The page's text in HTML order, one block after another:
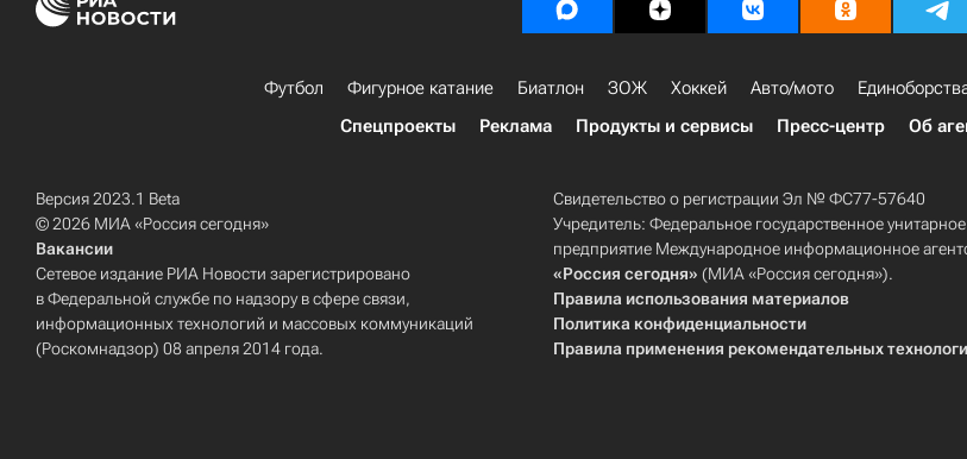
Футбол Фигурное катание Биатлон ЗОЖ Хоккей Авто/мото
Спецпроекты
Реклама Продукты и сервисы Пресс-центр Об
Версия 2023.1 Beta
© 2026 МИА «Россия сегодня»
Вакансии
Сетевое издание РИА Новости зарегистрировано
в Федеральной службе по надзору в сфере связи,
информационных технологий и массовых коммуникаций
(Роскомнадзор) 08 апреля 2014 года.
Свидетельство о регистрации Эл № ФС77-57640
Учредитель: Федеральное государственное унитарное
предприятие Международное информационное
«Россия сегодня» (МИА «Россия сегодня»).
Правила использования материалов
Политика конфиденциальности
Правила применения рекомендательных